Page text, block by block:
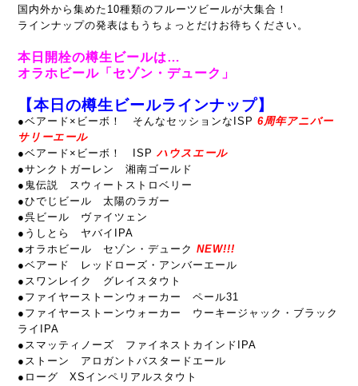
国内外から集めた10種類のフルーツビールが大集合！
ラインナップの発表はもうちょっとだけお待ちください。
本日開栓の樽生ビールは…
オラホビール「セゾン・デューク」
【本日の樽生ビールラインナップ】
●ベアード×ビーボ！ そんなセッションなISP 6周年アニバー
サリーエール
●ベアード×ビーボ！ ISP ハウスエール
●サンクトガーレン 湘南ゴールド
●鬼伝説 スウィートストロベリー
●ひでじビール 太陽のラガー
●呉ビール ヴァイツェン
●うしとら ヤバイIPA
●オラホビール セゾン・デューク NEW!!!
●ベアード レッドローズ・アンバーエール
●スワンレイク グレイスタウト
●ファイヤーストーンウォーカー ペール31
●ファイヤーストーンウォーカー ウーキージャック・ブラック
ライIPA
●スマッティノーズ ファイネストカインドIPA
●ストーン アロガントバスタードエール
●ローグ XSインペリアルスタウト